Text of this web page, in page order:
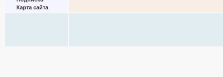
Карта сайта